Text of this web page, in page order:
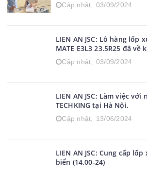
Cập nhật, 03/09/2024
LIEN AN JSC: Lô hàng lốp
MATE E3L3 23.5R25 đã về
Cập nhật, 03/09/2024
LIEN AN JSC: Làm việc
TECHKING tại Hà Nội.
Cập nhật, 13/06/2024
LIEN AN JSC: Cung cấp
biển (14.00-24)